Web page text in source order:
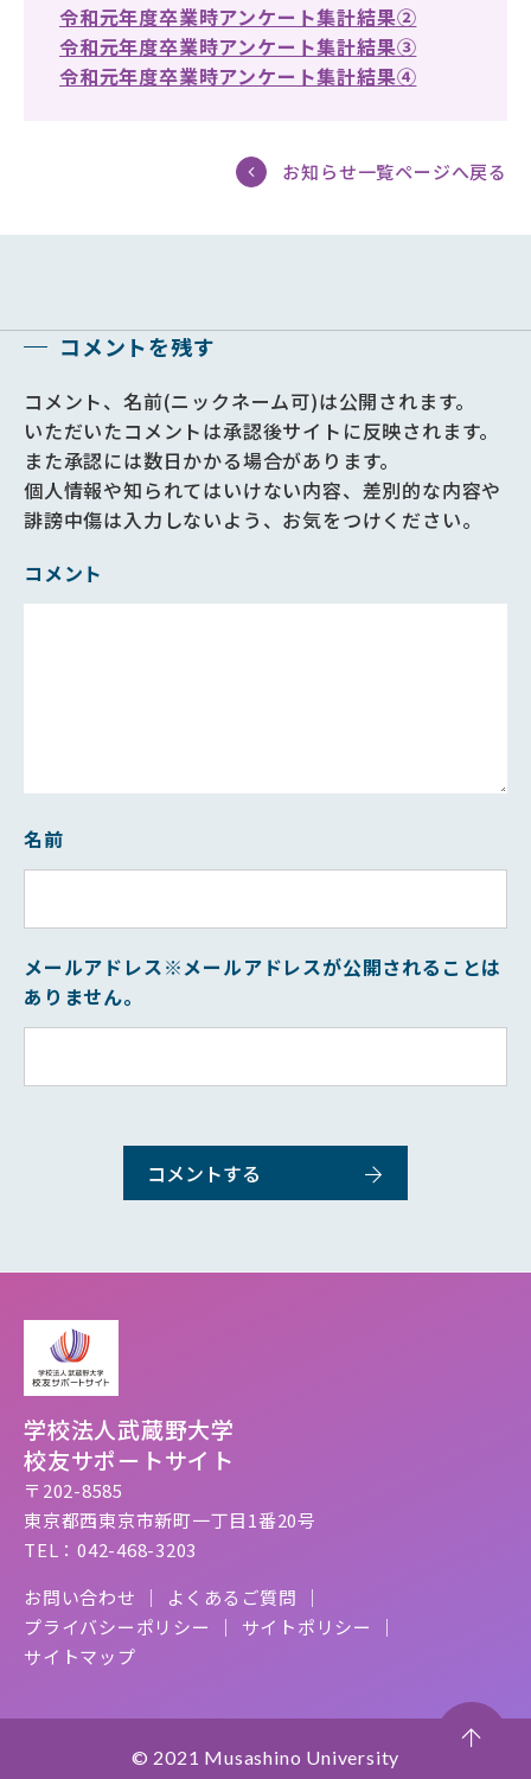
令和元年度卒業時アンケート集計結果②
令和元年度卒業時アンケート集計結果③
令和元年度卒業時アンケート集計結果④
お知らせ一覧ページへ戻る
コメントを残す
コメント、名前(ニックネーム可)は公開されます。
いただいたコメントは承認後サイトに反映されます。
また承認には数日かかる場合があります。
個人情報や知られてはいけない内容、差別的な内容や
誹謗中傷は入力しないよう、お気をつけください。
コメント
名前
メールアドレス※メールアドレスが公開されることは
ありません。
学校法人武蔵野大学
校友サポートサイト
〒202-8585
東京都西東京市新町一丁目1番20号
TEL：042-468-3203
お問い合わせ
よくあるご質問
プライバシーポリシー
サイトポリシー
サイトマップ
© 2021 Musashino University